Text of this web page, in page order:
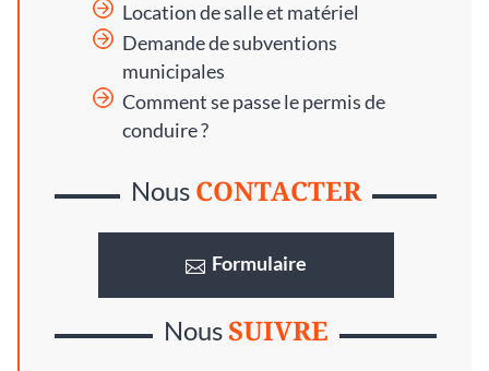
Location de salle et matériel
Demande de subventions
municipales
Comment se passe le permis de
conduire ?
Nous CONTACTER
Formulaire
NousSUIVRE